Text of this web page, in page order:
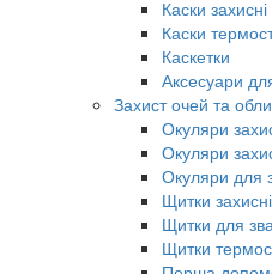
Каски
Каски
Каскетки
Аксесуари
Захист очей та
Окуляри
Окуляри
Окуляри для
Щитки захисні
Щитки для
Щитки